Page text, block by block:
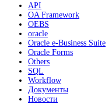
API
OA Framework
OEBS
oracle
Oracle e-Business Suite
Oracle Forms
Others
SQL
Workflow
Документы
Новости